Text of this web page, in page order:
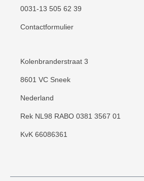
0031-13 505 62 39
Contactformulier
Kolenbranderstraat 3
8601 VC Sneek
Nederland
Rek NL98 RABO 0381 3567 01
KvK 66086361